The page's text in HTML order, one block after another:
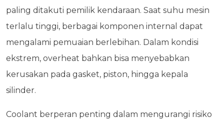
paling ditakuti pemilik kendaraan. Saat suhu mesin
terlalu tinggi, berbagai komponen internal dapat
mengalami pemuaian berlebihan. Dalam kondisi
ekstrem, overheat bahkan bisa menyebabkan
kerusakan pada gasket, piston, hingga kepala
silinder.
Coolant berperan penting dalam mengurangi risiko